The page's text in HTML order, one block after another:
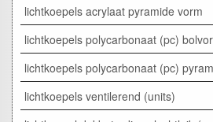
lichtkoepels acrylaat pyramide vorm
lichtkoepels polycarbonaat (pc)
lichtkoepels polycarbonaat (pc)
lichtkoepels ventilerend (units)